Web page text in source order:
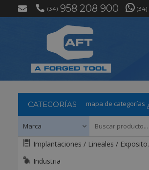
(34) 958 208 900 (34)
CATEGORÍAS mapa de categorías
Implantaciones / Lineales / Expositores / Mostradores
Industria